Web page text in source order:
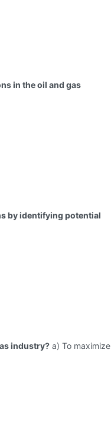
in the oil and gas
by identifying potential
industry? a) To maximize